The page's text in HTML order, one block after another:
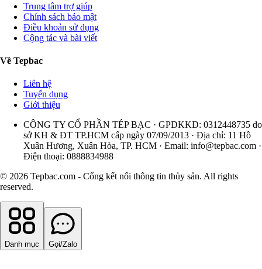
Trung tâm trợ giúp
Chính sách bảo mật
Điều khoản sử dụng
Cộng tác và bài viết
Về Tepbac
Liên hệ
Tuyển dụng
Giới thiệu
CÔNG TY CỔ PHẦN TÉP BẠC · GPDKKD: 0312448735 do
sở KH & ĐT TP.HCM cấp ngày 07/09/2013 · Địa chỉ: 11 Hồ
Xuân Hương, Xuân Hòa, TP. HCM · Email: info@tepbac.com ·
Điện thoại: 0888834988
© 2026 Tepbac.com - Cổng kết nối thông tin thủy sản. All rights
reserved.
Danh mục Gọi/Zalo